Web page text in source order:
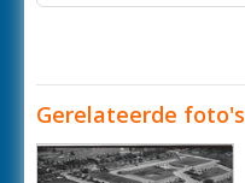
Gerelateerde foto's